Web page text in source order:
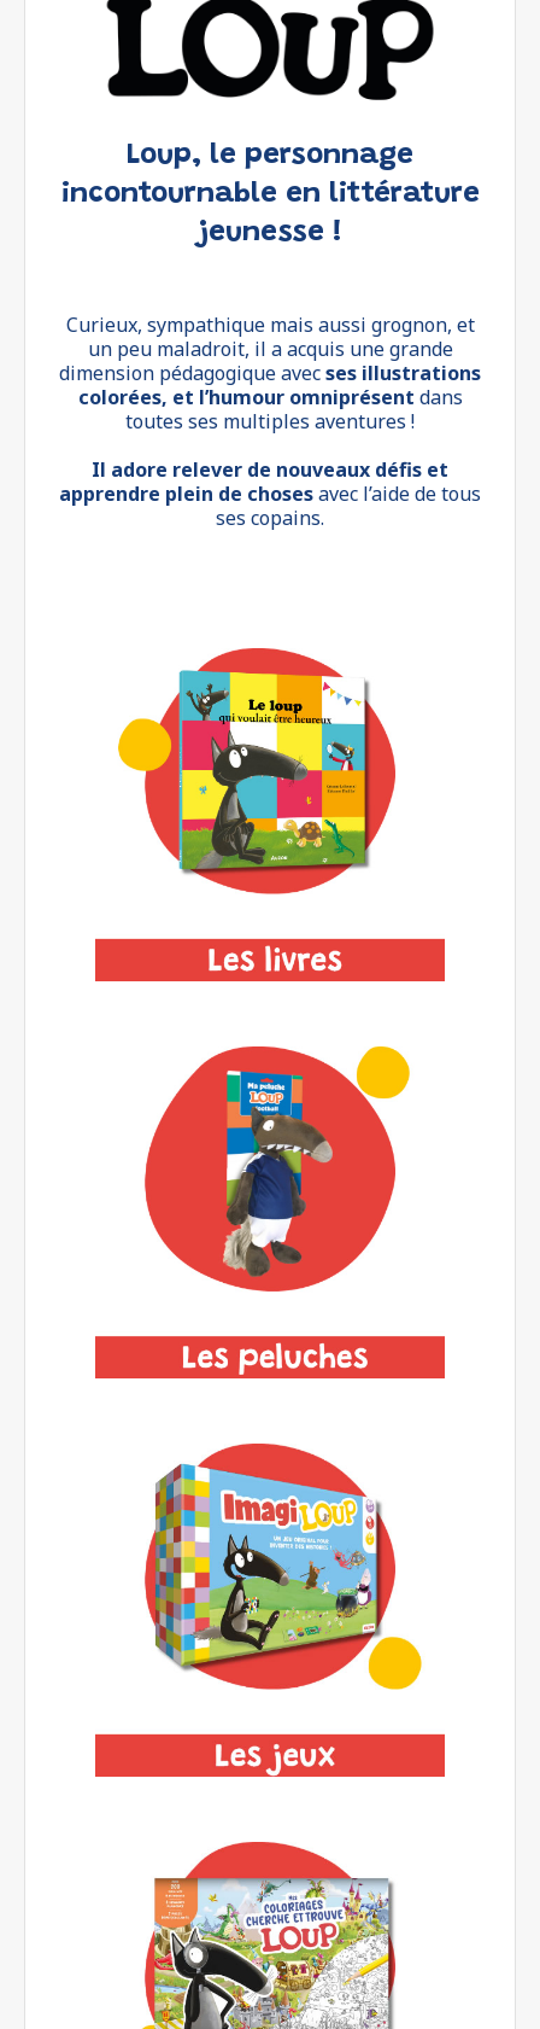
Loup, le personnage
incontournable en littérature
jeunesse !
Curieux, sympathique mais aussi grognon, et
un peu maladroit, il a acquis une grande
dimension pédagogique avecses illustrations
colorées, et l’humour omniprésent dans
toutes ses multiples aventures !
Il adore relever de nouveaux défis et
apprendre plein de chosesavec l’aide de tous
ses copains.